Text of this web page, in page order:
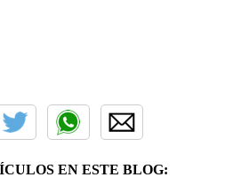
EN ESTE BLOG: